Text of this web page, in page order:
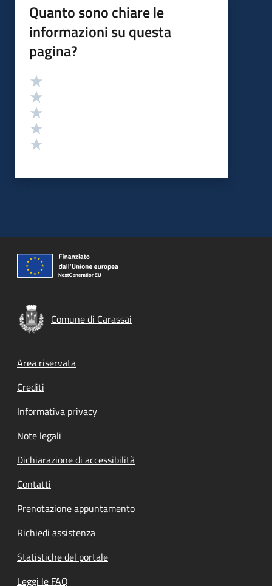
Quanto sono chiare le
informazioni su questa
pagina?
Valutazione
Comune di Carassai
Footer menu
Area riservata
Crediti
Informativa privacy
Note legali
Dichiarazione di accessibilità
Contatti
Prenotazione appuntamento
Richiedi assistenza
Statistiche del portale
Leggi le FAQ